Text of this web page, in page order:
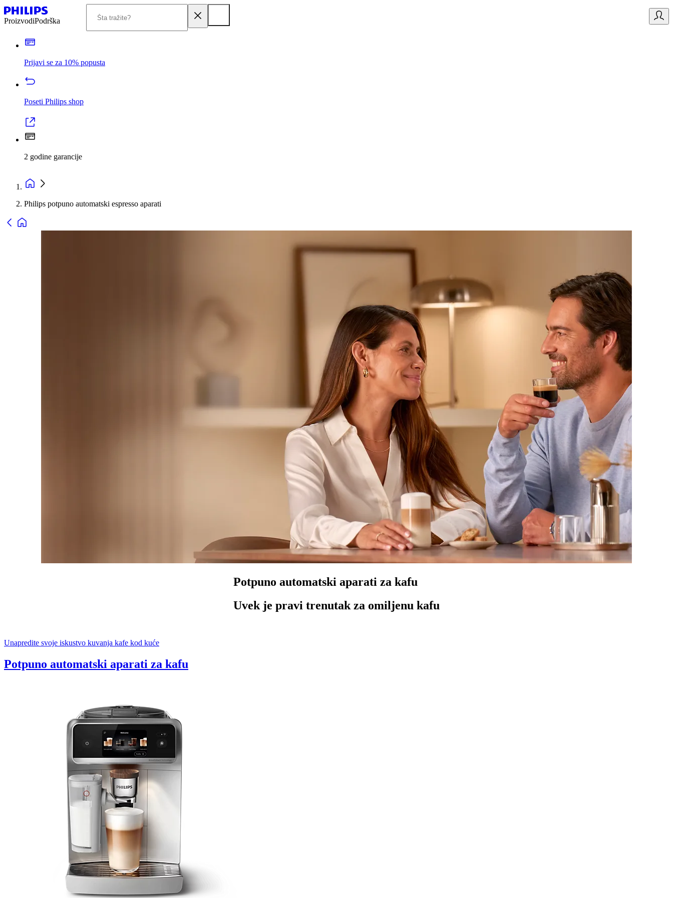
ProizvodiPodrška
Prijavi se za 10% popusta
Poseti Philips shop
2 godine garancije
Philips potpuno automatski espresso aparati
Potpuno automatski aparati za kafu
Uvek je pravi trenutak za omiljenu kafu
Unapredite svoje iskustvo kuvanja kafe kod kuće
Potpuno automatski aparati za kafu